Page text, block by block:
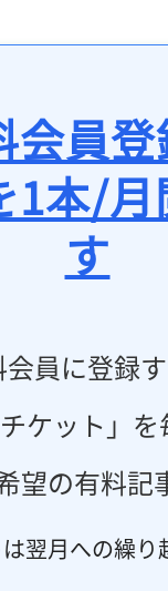
会員
1本/
す
会員に登録
ケット」
望の有料記
翌月への繰り